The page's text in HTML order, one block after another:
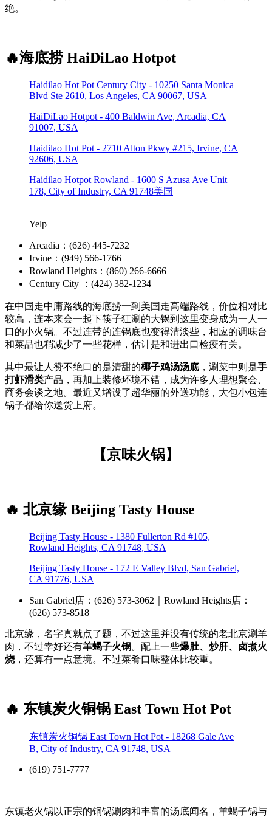
绝。
🔥海底捞 HaiDiLao Hotpot
Haidilao Hot Pot Century City - 10250 Santa Monica
Blvd Ste 2610, Los Angeles, CA 90067, USA
HaiDiLao Hotpot - 400 Baldwin Ave, Arcadia, CA
91007, USA
Haidilao Hot Pot - 2710 Alton Pkwy #215, Irvine, CA
92606, USA
Haidilao Hotpot Rowland - 1600 S Azusa Ave Unit
178, City of Industry, CA 91748美国
Yelp
Arcadia：(626) 445-7232
Irvine：(949) 566-1766
Rowland Heights：(860) 266-6666
Century City ：(424) 382-1234
在中国走中庸路线的海底捞一到美国走高端路线，价位相对比
较高，连本来会一起下筷子狂涮的大锅到这里变身成为一人一
口的小火锅。不过连带的连锅底也变得清淡些，相应的调味台
和菜品也稍减少了一些花样，估计是和进出口检疫有关。
其中最让人赞不绝口的是清甜的椰子鸡汤汤底 ，涮菜中则是手
打虾滑类产品，再加上装修环境不错，成为许多人理想聚会、
商务会谈之地。最近又增设了超华丽的外送功能，大包小包连
锅子都给你送货上府。
【京味火锅】
🔥 北京缘 Beijing Tasty House
Beijing Tasty House - 1380 Fullerton Rd #105,
Rowland Heights, CA 91748, USA
Beijing Tasty House - 172 E Valley Blvd, San Gabriel,
CA 91776, USA
San Gabriel店：(626) 573-3062｜Rowland Heights店：
(626) 573-8518
北京缘，名字真就点了题，不过这里并没有传统的老北京涮羊
肉，不过幸好还有羊蝎子火锅。配上一些爆肚、炒肝、卤煮火
烧 ，还算有一点意境。不过菜肴口味整体比较重。
🔥 东镇炭火铜锅 East Town Hot Pot
东镇炭火铜锅 East Town Hot Pot - 18268 Gale Ave
B, City of Industry, CA 91748, USA
(619) 751-7777
东镇老火锅以正宗的铜锅涮肉和丰富的汤底闻名，羊蝎子锅与